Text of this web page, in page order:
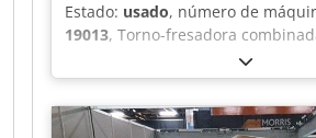
Estado: usado, número de
19013, Torno-fresadora
KÄMPF Inspección en línea
videoconferencia a través de
complacería mucho recibir su
más máquinas en stock.